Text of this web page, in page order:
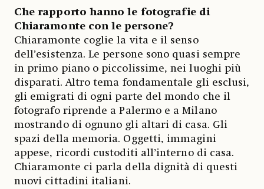
Che rapporto hanno le fotografie di
Chiaramonte con le persone?
Chiaramonte coglie la vita e il senso
dell’esistenza. Le persone sono quasi sempre
in primo piano o piccolissime, nei luoghi più
disparati. Altro tema fondamentale gli esclusi,
gli emigrati di ogni parte del mondo che il
fotografo riprende a Palermo e a Milano
mostrando di ognuno gli altari di casa. Gli
spazi della memoria. Oggetti, immagini
appese, ricordi custoditi all’interno di casa.
Chiaramonte ci parla della dignità di questi
nuovi cittadini italiani.